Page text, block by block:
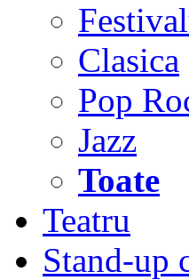
Clasica
Pop
Jazz
Toate
Teatru
Stand-up